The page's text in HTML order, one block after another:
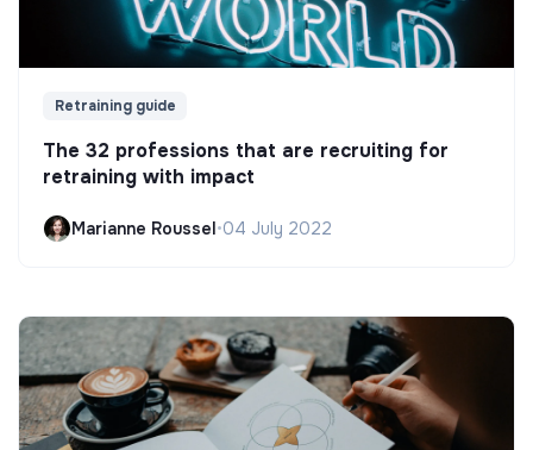
Retraining guide
The 32 professions that are recruiting for
retraining with impact
Marianne Roussel•04 July 2022